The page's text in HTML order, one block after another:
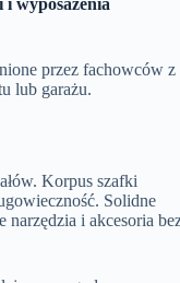
wyposażenia
przez fachowców z
lub garażu.
Korpus szafki
Solidne
i akcesoria